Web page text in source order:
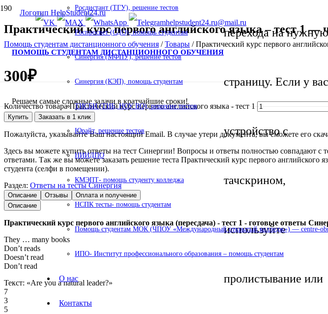
helpstudent24.ru@mail.ru
ПОМОЩЬ СТУДЕНТАМ ДИСТАНЦИОННОГО ОБУЧЕНИЯ
Решаем самые сложные задачи в кратчайшие сроки!
перехода на нужную
страницу. Если у вас
устройство с
тачскрином,
используйте
пролистывание или
Росдистант (ТГУ), решение тестов
Роспросвет (СДО), помощь студентам
Синергия (МФПУ), решение тестов
Синергия (КЭП), помощь студентам
ТИСБИ (ТИБ, НОУ ВО), решение тестов
Юрайт, решение тестов
НИИДПО
КМЭПТ- помощь студенту колледжа
НСПК тесты- помощь студентам
Помощь студентам МОК (ЧПОУ «Международный открытый колледж») — centre-
ИПО- Институт профессионального образования – помощь студентам
О нас
Контакты
Практический курс первого английского языка – тест 1 —
Помощь студентам дистанционного обучения /Товары /Практический курс первого
300₽
Количество товара Практический курс первого английского языка - тест 1
Купить Заказать в 1 клик
Пожалуйста, указывайте Ваш настоящий Email. В случае утери документа, вы сможете его
Здесь вы можете купить ответы на тест Синергии! Вопросы и ответы полностью совпадают
ответами. Так же вы можете заказать решение теста Практический курс первого
студента (селфи в помещении).
Раздел: Ответы на тесты Синергия
Описание Отзывы
Оплата и получение
Описание
Практический курс первого английского языка (пересдача) - тест 1 - готовые ответы
They … many books
Don’t reads
Doesn’t read
Don’t read
Текст: «Are you a natural leader?»
7
3
5